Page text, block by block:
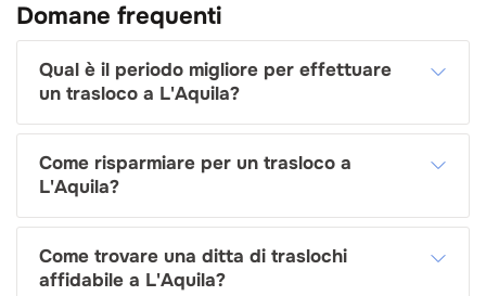
Domane frequenti
Qual è il periodo migliore per effettuare
un trasloco a L'Aquila?
Come risparmiare per un trasloco a
L'Aquila?
Come trovare una ditta di traslochi
affidabile a L'Aquila?